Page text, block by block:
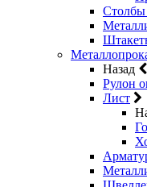
Столбы
Назад
Рулон
Лист